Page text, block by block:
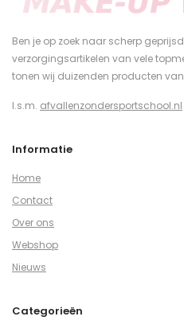
Ben je op zoek naar scherp
verzorgingsartikelen van vele
tonen wij duizenden producten
I.s.m. afvallenzondersportschool.nl
Informatie
Home
Contact
Over ons
Webshop
Nieuws
Categorieën